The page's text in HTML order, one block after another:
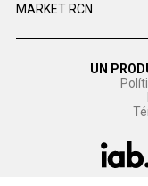
MARKET RCN
UN